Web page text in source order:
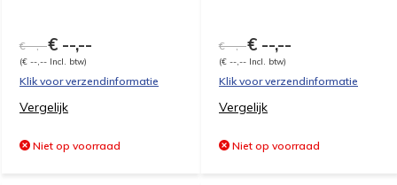
€ --,--€ --,--
(€ --,-- Incl. btw)
Klik voor verzendinformatie
Vergelijk
Niet op voorraad
€ --,--€ --,--
(€ --,-- Incl. btw)
Klik voor verzendinformatie
Vergelijk
Niet op voorraad